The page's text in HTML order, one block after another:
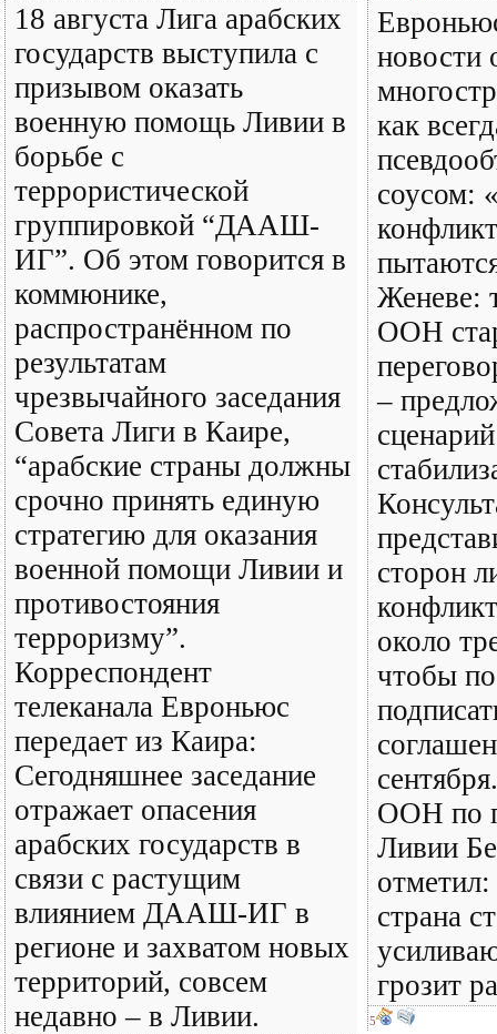
18 августа Лига арабских
государств выступила с
призывом оказать
военную помощь Ливии в
борьбе с
террористической
группировкой “ДААШ-
ИГ”. Об этом говорится в
коммюнике,
распространённом по
результатам
чрезвычайного заседания
Совета Лиги в Каире,
“арабские страны должны
срочно принять единую
стратегию для оказания
военной помощи Ливии и
противостояния
терроризму”.
Корреспондент
телеканала Евроньюс
передает из Каира:
Сегодняшнее заседание
отражает опасения
арабских государств в
связи с растущим
влиянием ДААШ-ИГ в
регионе и захватом новых
территорий, совсем
недавно – в Ливии.
новости
как
соусом:
Женеве:
ООН
–
сторон
около
чтобы
ООН по
Ливии
отметил:
страна
грозит
5